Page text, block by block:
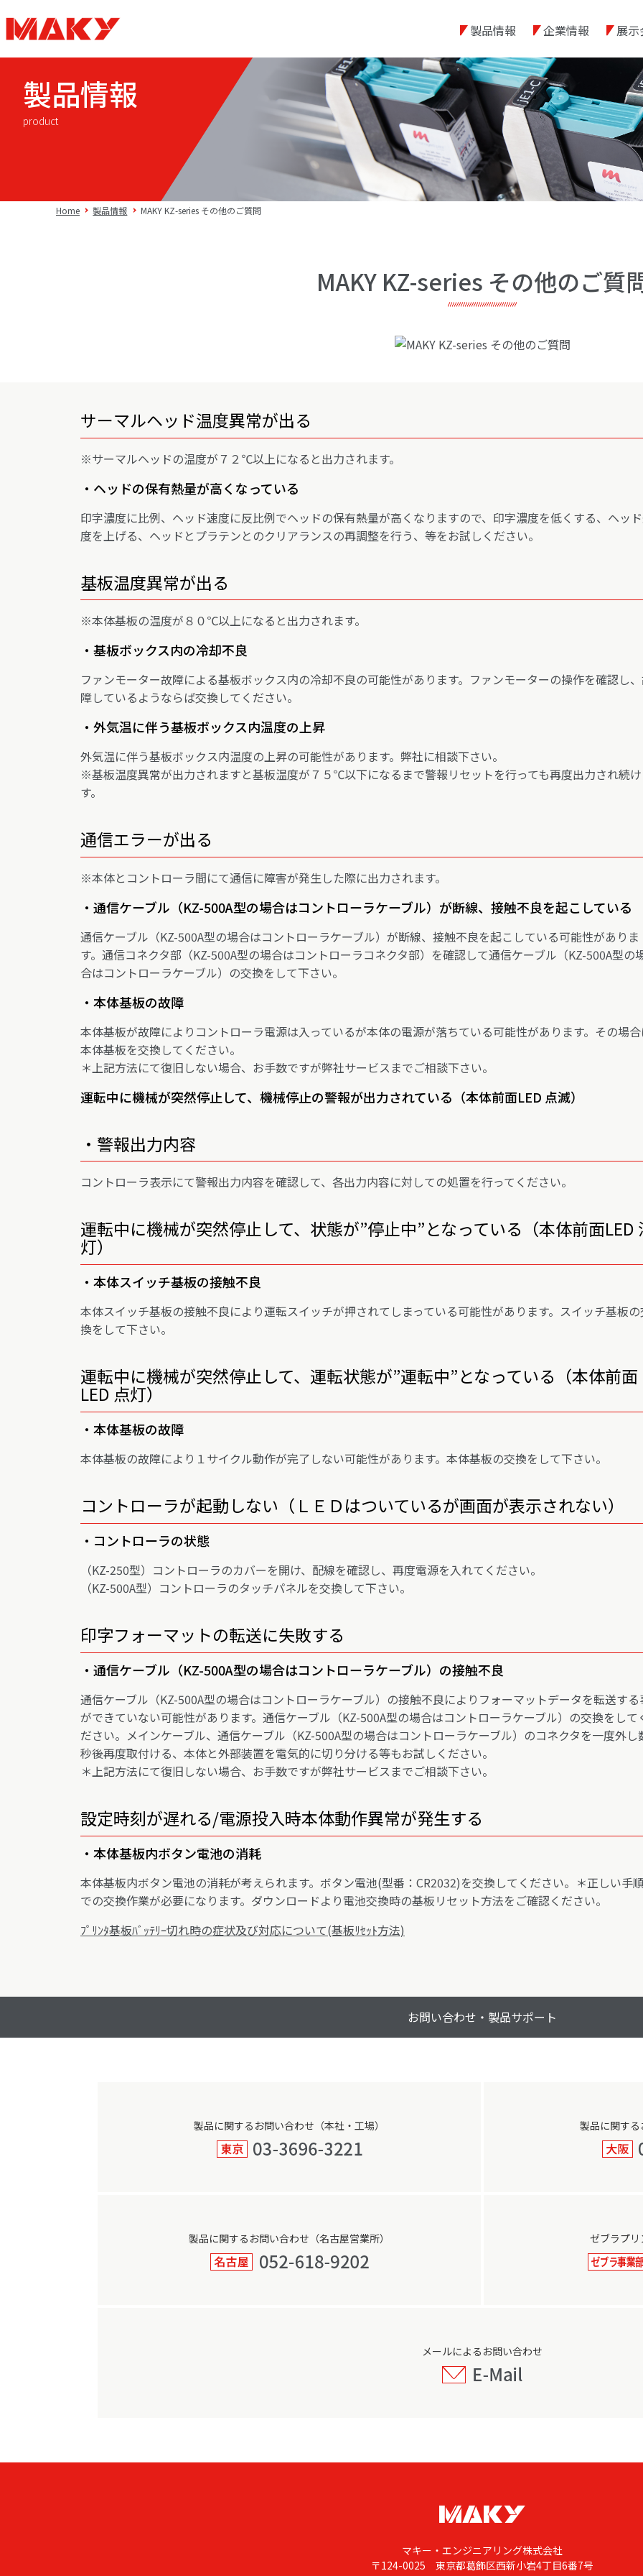
製品情報 企業情報 展
製品情報
product
Home 製品情報 MAKY KZ-series その他のご質問
MAKY KZ-series その他のご質
サーマルヘッド温度異常が出る
※サーマルヘッドの温度が７２℃以上になると出力されます。
・ヘッドの保有熱量が高くなっている
印字濃度に比例、ヘッド速度に反比例でヘッドの保有熱量が高くなりますので、印字濃度を低くする、ヘッ
度を上げる、ヘッドとプラテンとのクリアランスの再調整を行う、等をお試しください。
基板温度異常が出る
※本体基板の温度が８０℃以上になると出力されます。
・基板ボックス内の冷却不良
ファンモーター故障による基板ボックス内の冷却不良の可能性があります。ファンモーターの操作を確認し
障しているようならば交換してください。
・外気温に伴う基板ボックス内温度の上昇
外気温に伴う基板ボックス内温度の上昇の可能性があります。弊社に相談下さい。
※基板温度異常が出力されますと基板温度が７５℃以下になるまで警報リセットを行っても再度出力され続
す。
通信エラーが出る
※本体とコントローラ間にて通信に障害が発生した際に出力されます。
・通信ケーブル（KZ-500A型の場合はコントローラケーブル）が断線、接触不良を起こしている
通信ケーブル（KZ-500A型の場合はコントローラケーブル）が断線、接触不良を起こしている可能性がありま
す。通信コネクタ部（KZ-500A型の場合はコントローラコネクタ部）を確認して通信ケーブル（KZ-500A型の
合はコントローラケーブル）の交換をして下さい。
・本体基板の故障
本体基板が故障によりコントローラ電源は入っているが本体の電源が落ちている可能性があります。その場
本体基板を交換してください。
＊上記方法にて復旧しない場合、お手数ですが弊社サービスまでご相談下さい。
運転中に機械が突然停止して、機械停止の警報が出力されている（本体前面LED 点滅）
・警報出力内容
コントローラ表示にて警報出力内容を確認して、各出力内容に対しての処置を行ってください。
運転中に機械が突然停止して、状態が”停止中”となっている（本体前面LED
灯）
・本体スイッチ基板の接触不良
本体スイッチ基板の接触不良により運転スイッチが押されてしまっている可能性があります。スイッチ基板
換をして下さい。
運転中に機械が突然停止して、運転状態が”運転中”となっている（本体前面
LED 点灯）
・本体基板の故障
本体基板の故障により１サイクル動作が完了しない可能性があります。本体基板の交換をして下さい。
コントローラが起動しない（ＬＥＤはついているが画面が表示されない）
・コントローラの状態
（KZ-250型）コントローラのカバーを開け、配線を確認し、再度電源を入れてください。
（KZ-500A型）コントローラのタッチパネルを交換して下さい。
印字フォーマットの転送に失敗する
・通信ケーブル（KZ-500A型の場合はコントローラケーブル）の接触不良
通信ケーブル（KZ-500A型の場合はコントローラケーブル）の接触不良によりフォーマットデータを転送する
ができていない可能性があります。通信ケーブル（KZ-500A型の場合はコントローラケーブル）の交換をして
ださい。メインケーブル、通信ケーブル（KZ-500A型の場合はコントローラケーブル）のコネクタを一度外し
秒後再度取付ける、本体と外部装置を電気的に切り分ける等もお試しください。
＊上記方法にて復旧しない場合、お手数ですが弊社サービスまでご相談下さい。
設定時刻が遅れる/電源投入時本体動作異常が発生する
・本体基板内ボタン電池の消耗
本体基板内ボタン電池の消耗が考えられます。ボタン電池(型番：CR2032)を交換してください。＊正しい手
での交換作業が必要になります。ダウンロードより電池交換時の基板リセット方法をご確認ください。
ﾌﾟﾘﾝﾀ基板ﾊﾞｯﾃﾘｰ切れ時の症状及び対応について(基板ﾘｾｯﾄ方法)
お問い合わせ・製品サポート
製品に関するお問い合わせ（本社・工場） 製品に関す
製品に関するお問い合わせ（名古屋営業所） ゼブラプ
メールによるお問い合わせ
マキー・エンジニアリング株式会社
〒124-0025 東京都葛飾区西新小岩4丁目6番7号